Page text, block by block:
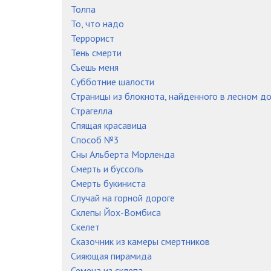
Толпа
То, что надо
Террорист
Тень смерти
Съешь меня
Субботние шалости
Страницы из блокнота, найденного в лесном
Страгелла
Спящая красавица
Способ №3
Сны Альберта Морленда
Смерть и буссоль
Смерть букиниста
Случай на горной дороге
Склепы Йох-Вомбиса
Скелет
Сказочник из камеры смертников
Сияющая пирамида